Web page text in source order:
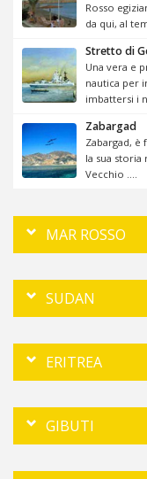
Rosso
da qui, al
Stretto di
Una vera e
nautica per
imbattersi i
Zabargad
Zabargad, è
la sua
Vecchio ....
MAR ROSSO
SUDAN
ERITREA
GIBUTI